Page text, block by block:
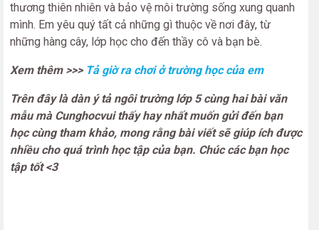
thương thiên nhiên và bảo vệ môi trường sống xung quanh
mình. Em yêu quý tất cả những gì thuộc về nơi đây, từ
những hàng cây, lớp học cho đến thầy cô và bạn bè.
Xem thêm >>> Tả giờ ra chơi ở trường học của em
Trên đây là dàn ý tả ngôi trường lớp 5 cùng hai bài văn
mẫu mà Cunghocvui thấy hay nhất muốn gửi đến bạn
học cùng tham khảo, mong rằng bài viết sẽ giúp ích được
nhiều cho quá trình học tập của bạn. Chúc các bạn học
tập tốt <3